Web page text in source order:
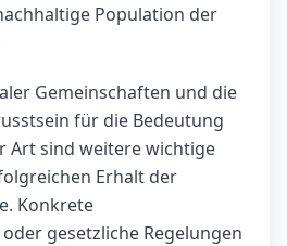
Population der
Gemeinschaften und die
für die Bedeutung
Art sind weitere wichtige
Erhalt der
Konkrete
gesetzliche Regelungen